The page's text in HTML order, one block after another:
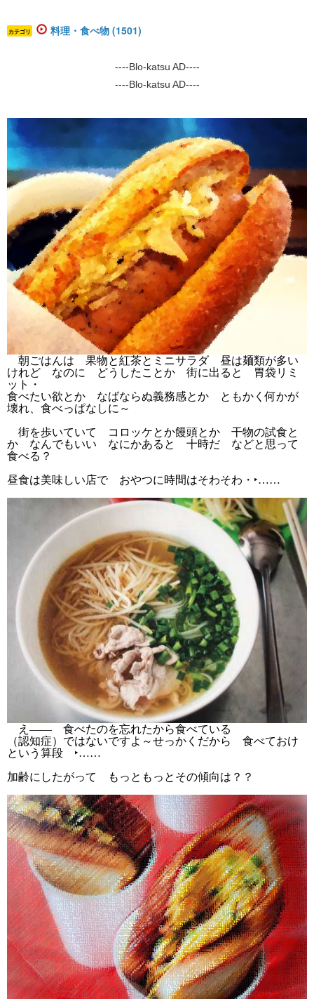
カテゴリ 料理・食べ物 (1501)
----Blo-katsu AD----
----Blo-katsu AD----
朝ごはんは 果物と紅茶とミニサラダ 昼は麺類が多い
けれど なのに どうしたことか 街に出ると 胃袋リミ
ット・
食べたい欲とか なばならぬ義務感とか ともかく何かが
壊れ、食べっぱなしに～
街を歩いていて コロッケとか饅頭とか 干物の試食と
か なんでもいい なにかあると 十時だ などと思って
食べる？
昼食は美味しい店で おやつに時間はそわそわ・‣……
え―― 食べたのを忘れたから食べている
（認知症）ではないですよ～せっかくだから 食べておけ
という算段 ‣……
加齢にしたがって もっともっとその傾向は？？